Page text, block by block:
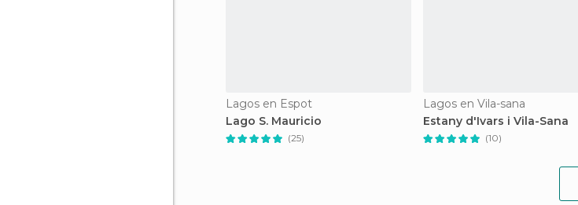
Lagos en Espot
Lago S. Mauricio
(25)
Lagos en Vila-sana
Estany d'Ivars i Vila-Sana
(10)